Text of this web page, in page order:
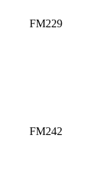
FM229
FM242